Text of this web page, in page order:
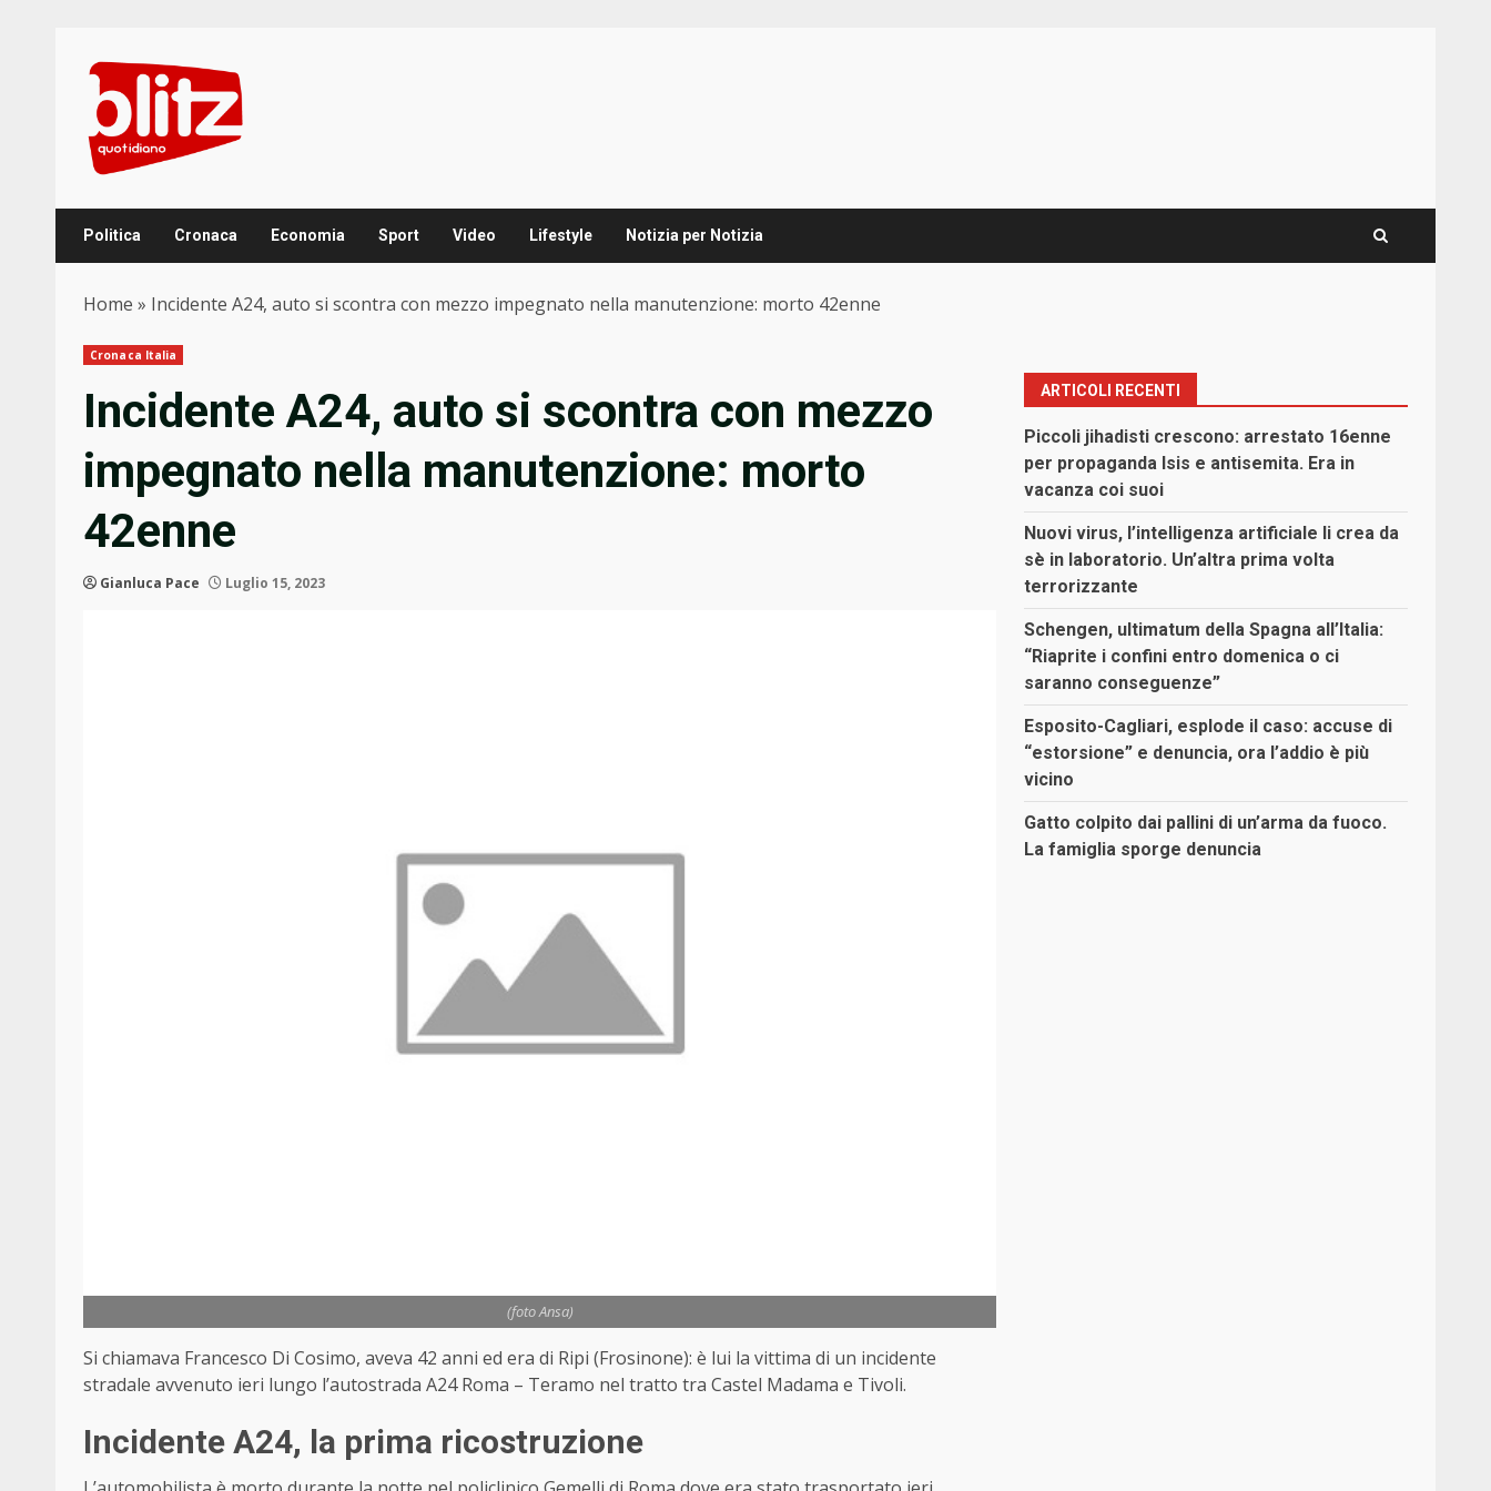
content
Politica Cronaca Economia Sport Video Lifestyle Notizia per Notizia
Home » Incidente A24, auto si scontra con mezzo impegnato nella manutenzione: morto 42enne
Cronaca Italia
Incidente A24, auto si scontra con mezzo
impegnato nella manutenzione: morto
42enne
Gianluca Pace Luglio 15, 2023
(foto Ansa)
Si chiamava Francesco Di Cosimo, aveva 42 anni ed era di Ripi (Frosinone): è lui la vittima di un incidente
stradale avvenuto ieri lungo l’autostrada A24 Roma – Teramo nel tratto tra Castel Madama e Tivoli.
Incidente A24, la prima ricostruzione
ARTICOLI RECENTI
Piccoli jihadisti crescono: arrestato 16enne
per propaganda Isis e antisemita. Era in
vacanza coi suoi
Nuovi virus, l’intelligenza artificiale li crea da
sè in laboratorio. Un’altra prima volta
terrorizzante
Schengen, ultimatum della Spagna all’Italia:
“Riaprite i confini entro domenica o ci
saranno conseguenze”
Esposito-Cagliari, esplode il caso: accuse di
“estorsione” e denuncia, ora l’addio è più
vicino
Gatto colpito dai pallini di un’arma da fuoco.
La famiglia sporge denuncia